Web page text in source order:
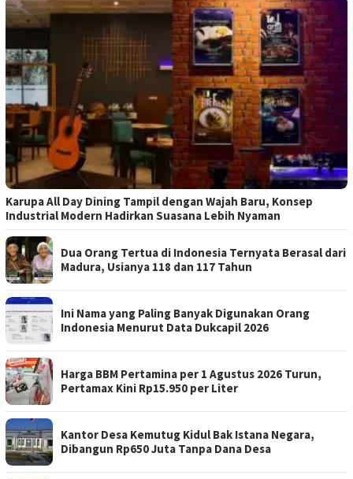
Karupa All Day Dining Tampil dengan Wajah Baru, Konsep
Industrial Modern Hadirkan Suasana Lebih Nyaman
Dua Orang Tertua di Indonesia Ternyata Berasal dari
Madura, Usianya 118 dan 117 Tahun
Ini Nama yang Paling Banyak Digunakan Orang
Indonesia Menurut Data Dukcapil 2026
Harga BBM Pertamina per 1 Agustus 2026 Turun,
Pertamax Kini Rp15.950 per Liter
Kantor Desa Kemutug Kidul Bak Istana Negara,
Dibangun Rp650 Juta Tanpa Dana Desa